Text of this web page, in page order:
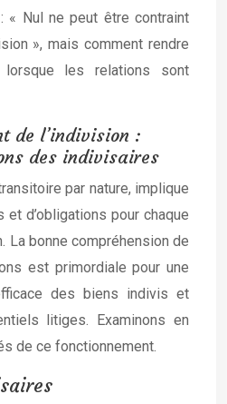
« Nul ne peut être contraint
», mais comment rendre
les relations sont
de l’indivision :
des indivisaires
par nature, implique
d’obligations pour chaque
La bonne compréhension de
est primordiale pour une
des biens indivis et
litiges. Examinons en
de ce fonctionnement.